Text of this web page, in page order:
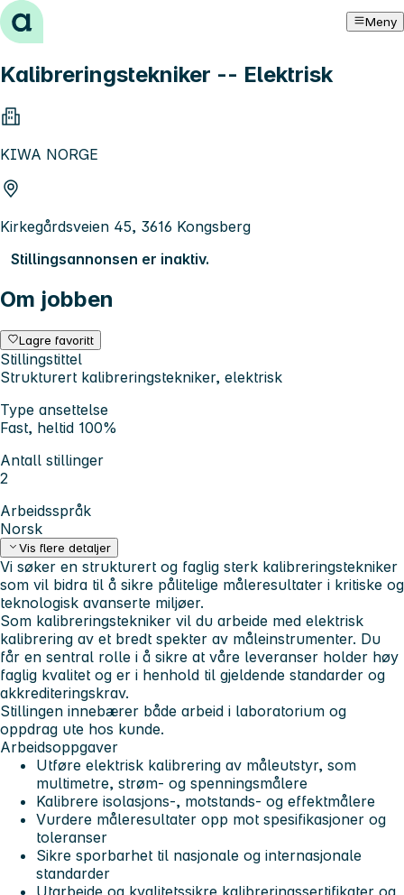
Hopp til innhold Meny
Kalibreringstekniker -- Elektrisk
KIWA NORGE
Kirkegårdsveien 45, 3616 Kongsberg
Stillingsannonsen er inaktiv.
Om jobben
Lagre favoritt
Stillingstittel
Strukturert kalibreringstekniker, elektrisk
Type ansettelse
Fast, heltid 100%
Antall stillinger
2
Arbeidsspråk
Norsk
Vis flere detaljer
Vi søker en strukturert og faglig sterk kalibreringstekniker
som vil bidra til å sikre pålitelige måleresultater i kritiske og
teknologisk avanserte miljøer.
Som kalibreringstekniker vil du arbeide med elektrisk
kalibrering av et bredt spekter av måleinstrumenter. Du
får en sentral rolle i å sikre at våre leveranser holder høy
faglig kvalitet og er i henhold til gjeldende standarder og
akkrediteringskrav.
Stillingen innebærer både arbeid i laboratorium og
oppdrag ute hos kunde.
Arbeidsoppgaver
Utføre elektrisk kalibrering av måleutstyr, som
multimetre, strøm- og spenningsmålere
Kalibrere isolasjons-, motstands- og effektmålere
Vurdere måleresultater opp mot spesifikasjoner og
toleranser
Sikre sporbarhet til nasjonale og internasjonale
standarder